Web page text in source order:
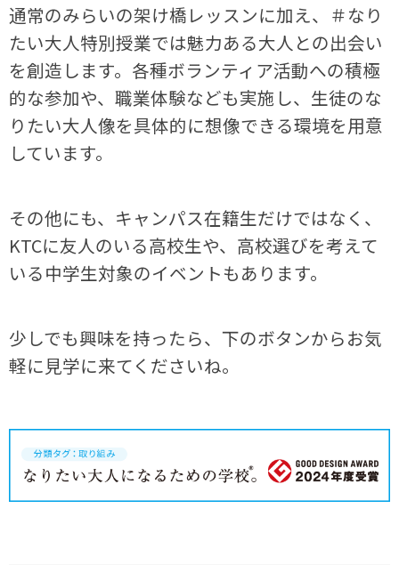
通常のみらいの架け橋レッスンに加え、＃なり
たい大人特別授業では魅力ある大人との出会い
を創造します。各種ボランティア活動への積極
的な参加や、職業体験なども実施し、生徒のな
りたい大人像を具体的に想像できる環境を用意
しています。
その他にも、キャンパス在籍生だけではなく、
KTCに友人のいる高校生や、高校選びを考えて
いる中学生対象のイベントもあります。
少しでも興味を持ったら、下のボタンからお気
軽に見学に来てくださいね。